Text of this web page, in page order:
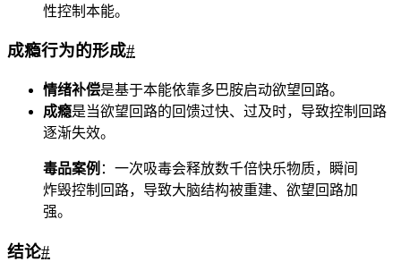
性控制本能。
成瘾行为的形成#
情绪补偿是基于本能依靠多巴胺启动欲望回路。
成瘾是当欲望回路的回馈过快、过及时，导致控制回路
逐渐失效。
毒品案例 ：一次吸毒会释放数千倍快乐物质，瞬间
炸毁控制回路，导致大脑结构被重建、欲望回路加
强。
结论#